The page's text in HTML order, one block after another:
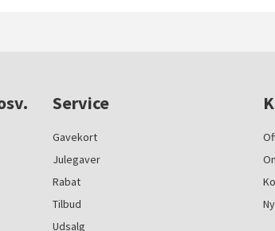
Service
Gavekort
Julegaver
Rabat
Tilbud
Udsalg